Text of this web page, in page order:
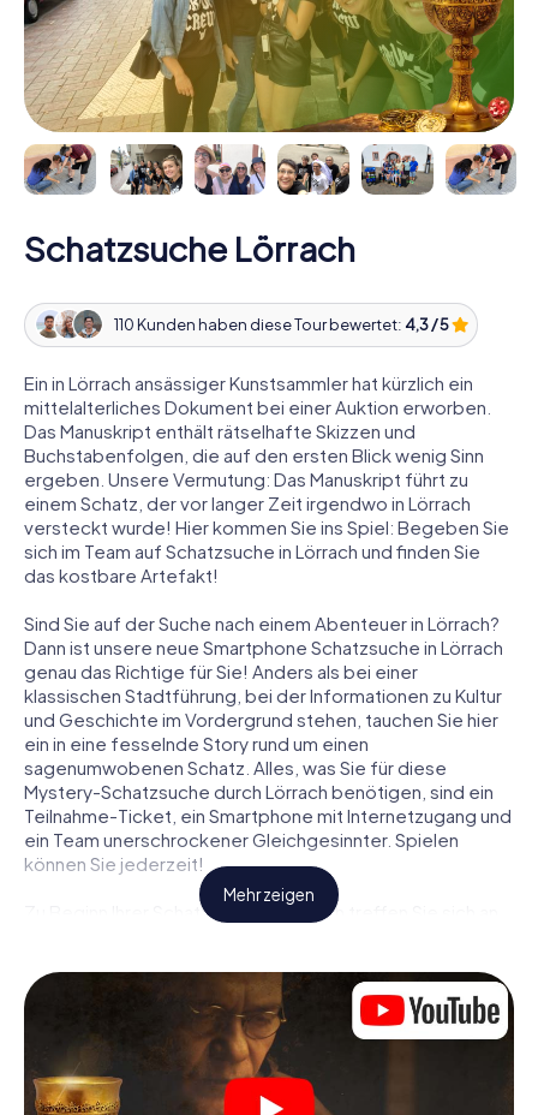
Schatzsuche Lörrach
110 Kunden haben diese Tour bewertet: 4,3 / 5
Ein in Lörrach ansässiger Kunstsammler hat kürzlich ein
mittelalterliches Dokument bei einer Auktion erworben.
Das Manuskript enthält rätselhafte Skizzen und
Buchstabenfolgen, die auf den ersten Blick wenig Sinn
ergeben. Unsere Vermutung: Das Manuskript führt zu
einem Schatz, der vor langer Zeit irgendwo in Lörrach
versteckt wurde! Hier kommen Sie ins Spiel: Begeben Sie
sich im Team auf Schatzsuche in Lörrach und finden Sie
das kostbare Artefakt!
Sind Sie auf der Suche nach einem Abenteuer in Lörrach?
Dann ist unsere neue Smartphone Schatzsuche in Lörrach
genau das Richtige für Sie! Anders als bei einer
klassischen Stadtführung, bei der Informationen zu Kultur
und Geschichte im Vordergrund stehen, tauchen Sie hier
ein in eine fesselnde Story rund um einen
sagenumwobenen Schatz. Alles, was Sie für diese
Mystery-Schatzsuche durch Lörrach benötigen, sind ein
Teilnahme-Ticket, ein Smartphone mit Internetzugang und
ein Team unerschrockener Gleichgesinnter. Spielen
können Sie jederzeit!
Zu Beginn Ihrer Schatzsuche in Lörrach treffen Sie sich an
geborener Spurensucher? Wer ein waschechter
Abenteurer? Und wer hat das Zeug zum Code-Knacker?
Bei unserer Schatzsuche in Lörrach ist für jeden Spieler
die passende Rolle dabei.
Sind die Rollen verteilt, kann die Krimi-Schatzsuche durch
Mehr zeigen